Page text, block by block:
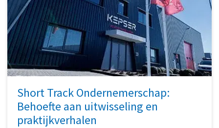
Short Track Ondernemerschap:
Behoefte aan uitwisseling en
praktijkverhalen